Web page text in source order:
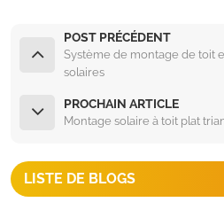
POST PRÉCÉDENT
Système de montage de toit
solaires
PROCHAIN ARTICLE
Montage solaire à toit plat
LISTE DE BLOGS